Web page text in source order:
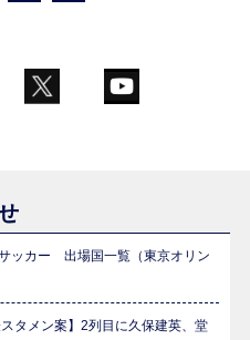
ッカー 出場国一覧（東京オリン
スタメン案】2列目に久保建英、堂